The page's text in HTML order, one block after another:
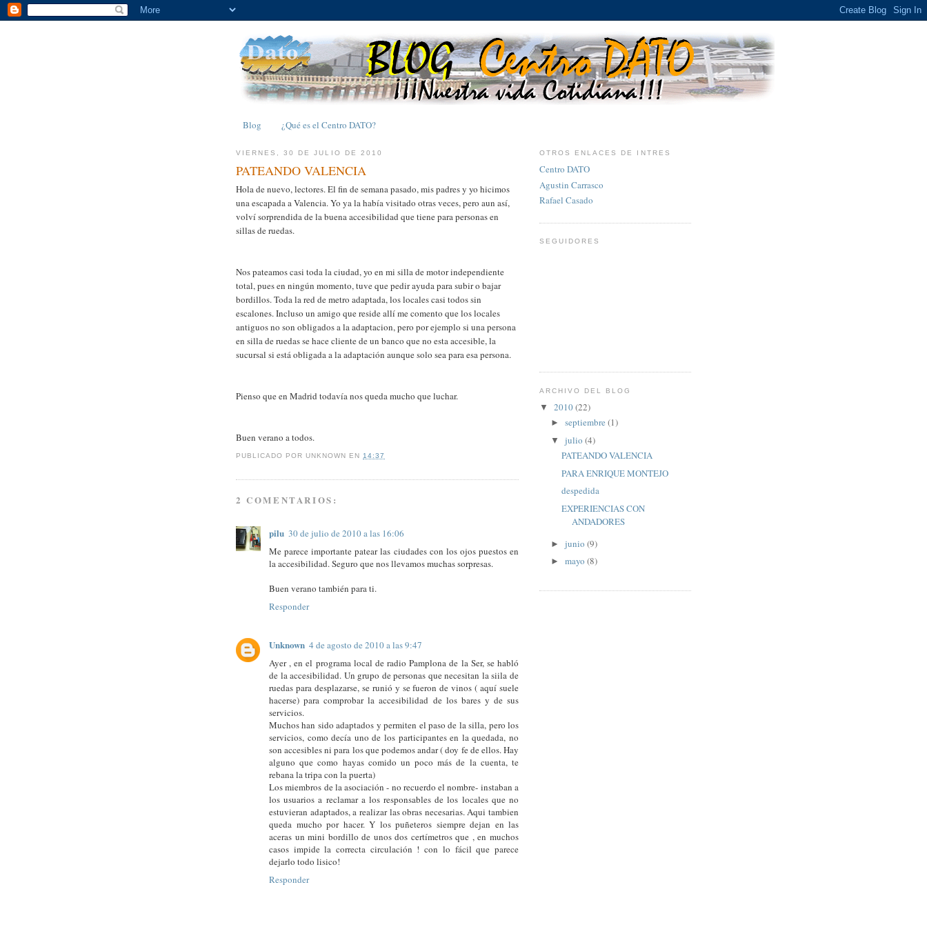
Blog ¿Qué es el Centro DATO?
VIERNES, 30 DE JULIO DE 2010
PATEANDO VALENCIA
Hola de nuevo, lectores. El fin de semana pasado, mis padres y yo hicimos
una escapada a Valencia. Yo ya la había visitado otras veces, pero aun así,
volví sorprendida de la buena accesibilidad que tiene para personas en
sillas de ruedas.
Nos pateamos casi toda la ciudad, yo en mi silla de motor independiente
total, pues en ningún momento, tuve que pedir ayuda para subir o bajar
bordillos. Toda la red de metro adaptada, los locales casi todos sin
escalones. Incluso un amigo que reside allí me comento que los locales
antiguos no son obligados a la adaptacion, pero por ejemplo si una persona
en silla de ruedas se hace cliente de un banco que no esta accesible, la
sucursal si está obligada a la adaptación aunque solo sea para esa persona.
Pienso que en Madrid todavía nos queda mucho que luchar.
Buen verano a todos.
PUBLICADO PORUNKNOWN EN 14:37
2 COMENTARIOS:
pilu 30 de julio de 2010 a las 16:06
Me parece importante patear las ciudades con los ojos puestos en
la accesibilidad. Seguro que nos llevamos muchas sorpresas.
Buen verano también para ti.
Responder
Unknown 4 de agosto de 2010 a las 9:47
Ayer , en el programa local de radio Pamplona de la Ser, se habló
de la accesibilidad. Un grupo de personas que necesitan la siila de
ruedas para desplazarse, se runió y se fueron de vinos ( aquí suele
hacerse) para comprobar la accesibilidad de los bares y de sus
servicios.
Muchos han sido adaptados y permiten el paso de la silla, pero los
servicios, como decía uno de los participantes en la quedada, no
son accesibles ni para los que podemos andar ( doy fe de ellos. Hay
alguno que como hayas comido un poco más de la cuenta, te
rebana la tripa con la puerta)
Los miembros de la asociación - no recuerdo el nombre- instaban a
los usuarios a reclamar a los responsables de los locales que no
estuvieran adaptados, a realizar las obras necesarias. Aqui tambien
queda mucho por hacer. Y los puñeteros siempre dejan en las
aceras un mini bordillo de unos dos certímetros que , en muchos
casos impide la correcta circulación ! con lo fácil que parece
dejarlo todo lisico!
Responder
OTROS ENLACES DE INTRES
Centro DATO
Agustin Carrasco
Rafael Casado
SEGUIDORES
ARCHIVO DEL BLOG
▼ 2010(22)
► septiembre (1)
▼ julio (4)
PATEANDO VALENCIA
PARA ENRIQUE MONTEJO
despedida
EXPERIENCIAS CON
ANDADORES
► junio (9)
► mayo (8)